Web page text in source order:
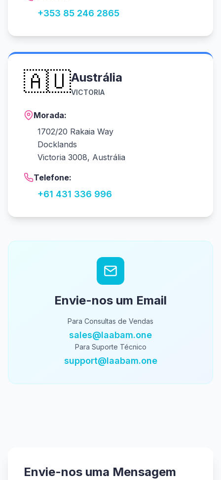
+353 85 246 2865
🇦🇺Austrália
VICTORIA
Morada:
1702/20 Rakaia Way
Docklands
Victoria 3008, Austrália
Telefone:
+61 431 336 996
Envie-nos um Email
Para Consultas de Vendas
sales@laabam.one
Para Suporte Técnico
support@laabam.one
Envie-nos uma Mensagem